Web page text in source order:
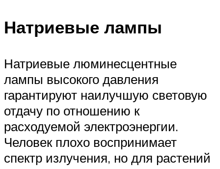
Натриевые лампы
Натриевые люминесцентные
лампы высокого давления
гарантируют наилучшую световую
отдачу по отношению к
расходуемой электроэнергии.
Человек плохо воспринимает
спектр излучения, но для растений